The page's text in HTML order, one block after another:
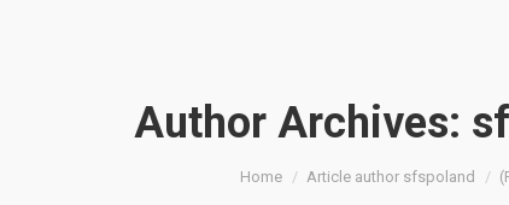
Author Archives:
Home Article author sfspoland